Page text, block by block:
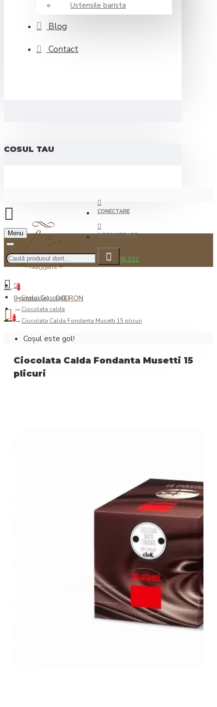
Ustensile barista
Blog
Contact
COSUL TAU
CONECTARE
INREGISTRARE
0722.505.222
Menu
0
0 produs(e) - 0,00RON
0
Coșul este gol!
Ceai şi Ciocolată
Ciocolata calda
Ciocolata Calda Fondanta Musetti 15 plicuri
Ciocolata Calda Fondanta Musetti 15
plicuri